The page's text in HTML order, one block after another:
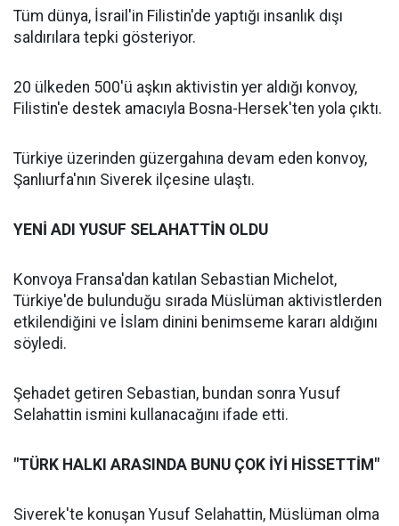
Tüm dünya, İsrail'in Filistin'de yaptığı insanlık dışı
saldırılara tepki gösteriyor.
20 ülkeden 500'ü aşkın aktivistin yer aldığı konvoy,
Filistin'e destek amacıyla Bosna-Hersek'ten yola çıktı.
Türkiye üzerinden güzergahına devam eden konvoy,
Şanlıurfa'nın Siverek ilçesine ulaştı.
YENİ ADI YUSUF SELAHATTİN OLDU
Konvoya Fransa'dan katılan Sebastian Michelot,
Türkiye'de bulunduğu sırada Müslüman aktivistlerden
etkilendiğini ve İslam dinini benimseme kararı aldığını
söyledi.
Şehadet getiren Sebastian, bundan sonra Yusuf
Selahattin ismini kullanacağını ifade etti.
"TÜRK HALKI ARASINDA BUNU ÇOK İYİ HİSSETTİM"
Siverek'te konuşan Yusuf Selahattin, Müslüman olma